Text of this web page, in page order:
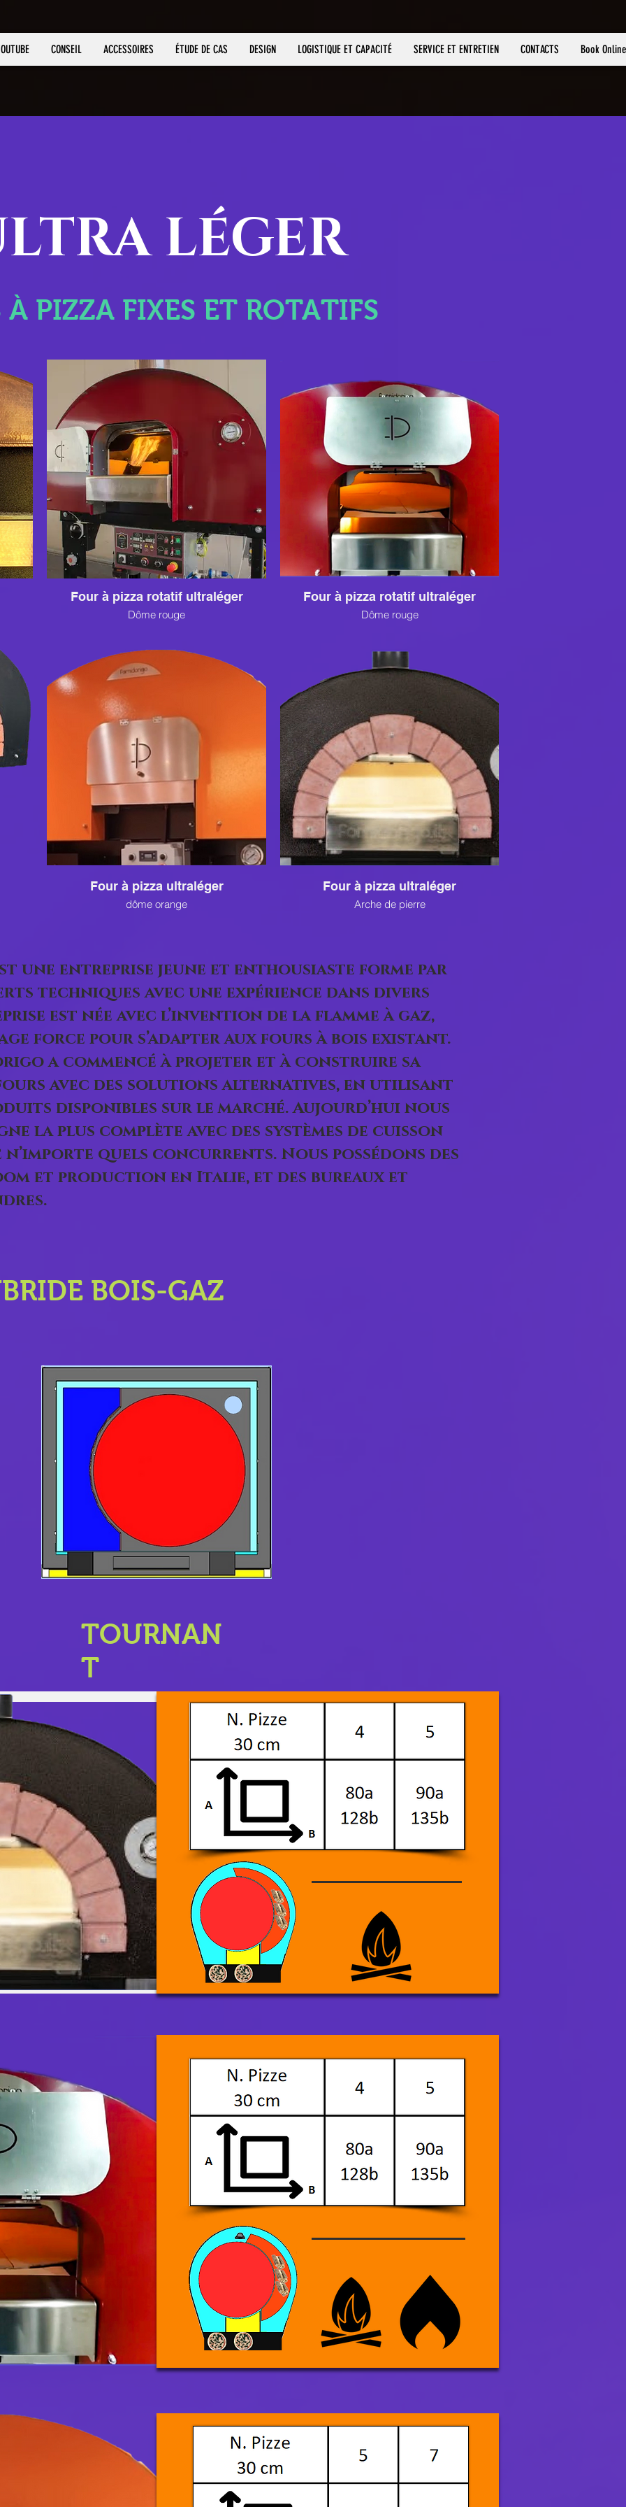
CONSEIL ACCESSOIRES ÉTUDE DE CAS DESIGN LOGISTIQUE ET CAPACITÉ SERVICE ET ENTRETIEN CONTACTS Book Online
LÉGER
À PIZZA FIXES ET ROTATIFS
Four à pizza rotatif ultraléger
Dôme rouge
Four à pizza rotatif ultraléger
Dôme rouge
Four à pizza ultraléger
dôme orange
Four à pizza ultraléger
Arche de pierre
une entreprise jeune et enthousiaste forme par
techniques avec une expérience dans divers
est née avec l’invention de la flamme à gaz,
force pour s’adapter aux fours à bois existant.
a commencé à projeter et à construire sa
avec des solutions alternatives, en utilisant
disponibles sur le marché. Aujourd’hui nous
la plus complète avec des systèmes de cuisson
n’importe quels concurrents. Nous possédons des
et production en Italie, et des bureaux et
BOIS-GAZ
TOURNAN
T